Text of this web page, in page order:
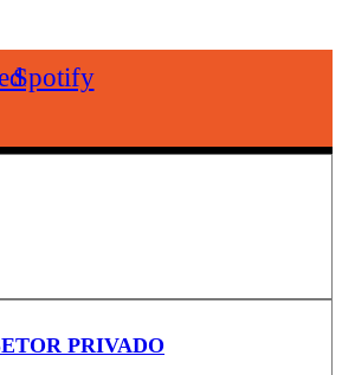
Spotify
PRIVADO